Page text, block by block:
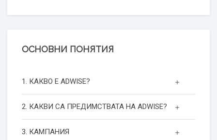
ОСНОВНИ ПОНЯТИЯ
1. КАКВО Е ADWISE?
2. КАКВИ СА ПРЕДИМСТВАТА НА ADWISE?
3. КАМПАНИЯ